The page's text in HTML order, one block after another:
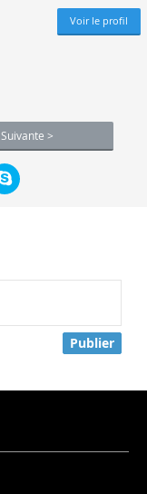
Voir le profil
Suivante >
Publier